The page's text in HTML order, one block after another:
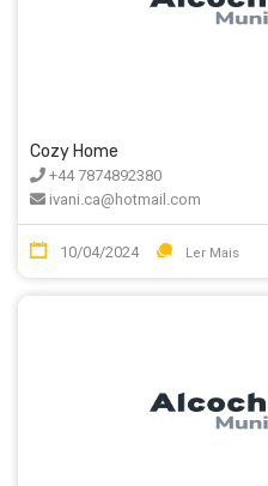
Cozy Home
+44 7874892380
ivani.ca@hotmail.com
10/04/2024 Ler Mais